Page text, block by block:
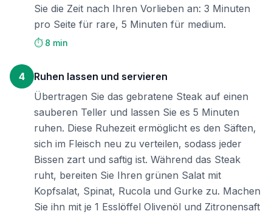
Sie die Zeit nach Ihren Vorlieben an: 3 Minuten
pro Seite für rare, 5 Minuten für medium.
⏱️ 8 min
4
Ruhen lassen und servieren
Übertragen Sie das gebratene Steak auf einen
sauberen Teller und lassen Sie es 5 Minuten
ruhen. Diese Ruhezeit ermöglicht es den Säften,
sich im Fleisch neu zu verteilen, sodass jeder
Bissen zart und saftig ist. Während das Steak
ruht, bereiten Sie Ihren grünen Salat mit
Kopfsalat, Spinat, Rucola und Gurke zu. Machen
Sie ihn mit je 1 Esslöffel Olivenöl und Zitronensaft